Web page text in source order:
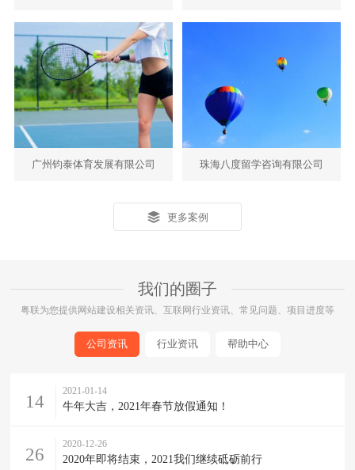
响应式 电脑版
广州钧泰体育发展有限公司 珠海八度留学咨询有限公司
更多案例
我们的圈子
粤联为您提供网站建设相关资讯、互联网行业资讯、常见问题、项目进度等
公司资讯 行业资讯 帮助中心
14
2021-01-14
牛年大吉，2021年春节放假通知！
26
2020-12-26
2020年即将结束，2021我们继续砥砺前行